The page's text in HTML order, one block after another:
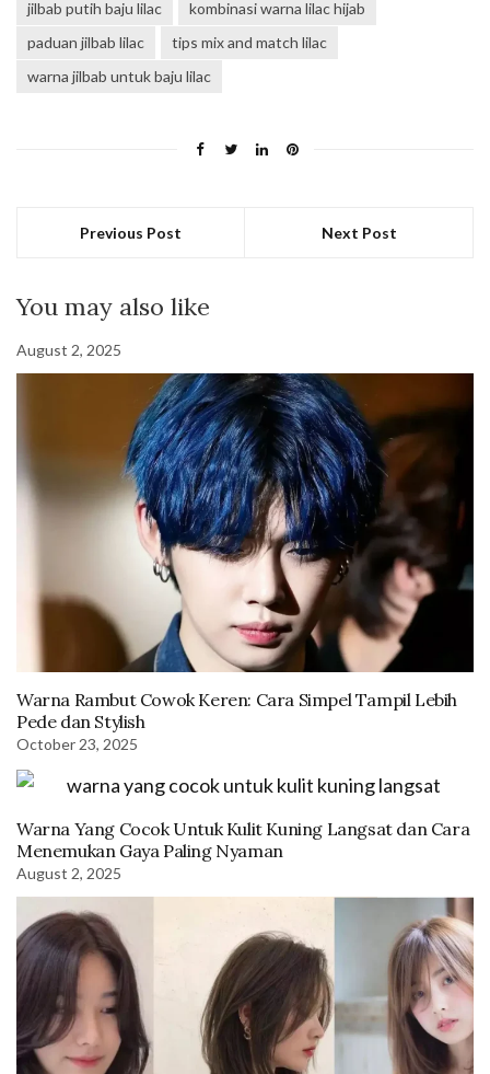
jilbab putih baju lilac
kombinasi warna lilac hijab
paduan jilbab lilac
tips mix and match lilac
warna jilbab untuk baju lilac
Previous Post Next Post
You may also like
August 2, 2025
Warna Rambut Cowok Keren: Cara Simpel Tampil Lebih
Pede dan Stylish
October 23, 2025
Warna Yang Cocok Untuk Kulit Kuning Langsat dan Cara
Menemukan Gaya Paling Nyaman
August 2, 2025